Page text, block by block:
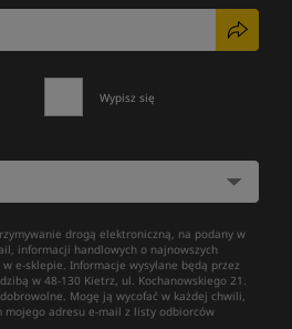
Wypisz się
drogą elektroniczną, na podany w
informacji handlowych o najnowszych
e-sklepie. Informacje wysyłane będą przez
w 48-130 Kietrz, ul. Kochanowskiego 21.
Mogę ją wycofać w każdej chwili,
mojego adresu e-mail z listy odbiorców